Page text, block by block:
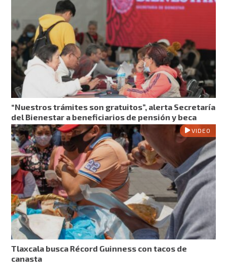
“Nuestros trámites son gratuitos”, alerta Secretaría
del Bienestar a beneficiarios de pensión y beca
VIDEO
Tlaxcala busca Récord Guinness con tacos de
canasta